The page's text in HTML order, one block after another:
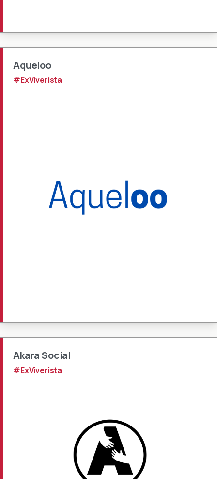
Aqueloo
#ExViverista
Akara Social
#ExViverista